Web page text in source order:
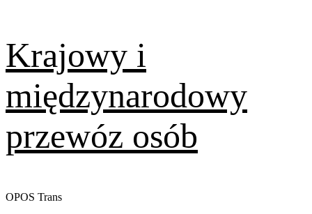
content
Krajowy i
międzynarodowy
przewóz osób
OPOS Trans